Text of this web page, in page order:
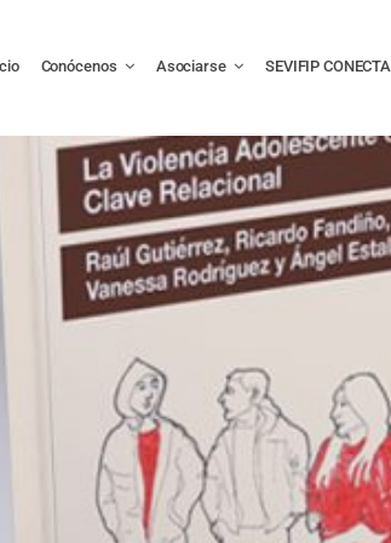
Conócenos Asociarse SEVIFIP CONECTA